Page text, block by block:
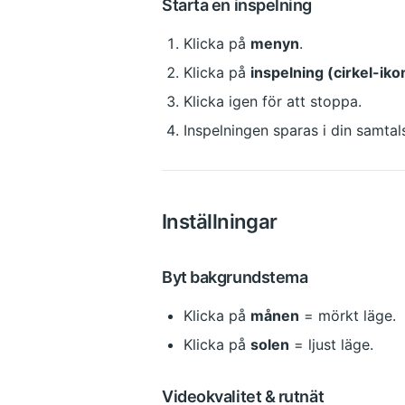
Starta en inspelning
Klicka på menyn.
Klicka på inspelning (cirkel-
Klicka igen för att stoppa.
Inspelningen sparas i din
Inställningar
Byt bakgrundstema
Klicka på månen = mörkt läge.
Klicka på solen = ljust läge.
Videokvalitet & rutnät